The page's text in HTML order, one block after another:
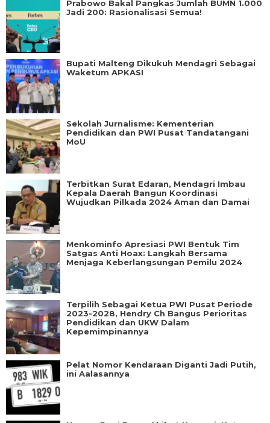
Prabowo Bakal Pangkas Jumlah BUMN 1.000
Jadi 200: Rasionalisasi Semua!
Bupati Malteng Dikukuh Mendagri Sebagai
Waketum APKASI
Sekolah Jurnalisme: Kementerian
Pendidikan dan PWI Pusat Tandatangani
MoU
Terbitkan Surat Edaran, Mendagri Imbau
Kepala Daerah Bangun Koordinasi
Wujudkan Pilkada 2024 Aman dan Damai
Menkominfo Apresiasi PWI Bentuk Tim
Satgas Anti Hoax: Langkah Bersama
Menjaga Keberlangsungan Pemilu 2024
Terpilih Sebagai Ketua PWI Pusat Periode
2023-2028, Hendry Ch Bangus Perioritas
Pendidikan dan UKW Dalam
Kepemimpinannya
Pelat Nomor Kendaraan Diganti Jadi Putih,
ini Aalasannya